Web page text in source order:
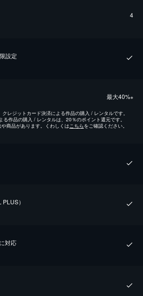
4
設定
最⼤40%※
レジットカード決済による作品の購入 / レンタルです。
作品の購入 / レンタルは、20％のポイント還元です。
商品があります。くわしくはこちらをご確認ください。
）
対応